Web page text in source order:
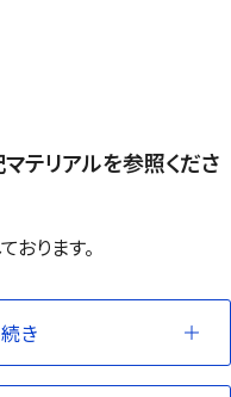
テリアルを参照くださ
ります。
き